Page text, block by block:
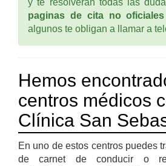
paginas de cita no
algunos te obligan a llamar a
Hemos
centros médicos
Clínica San
En uno de estos centros puedes
de carnet de conducir o